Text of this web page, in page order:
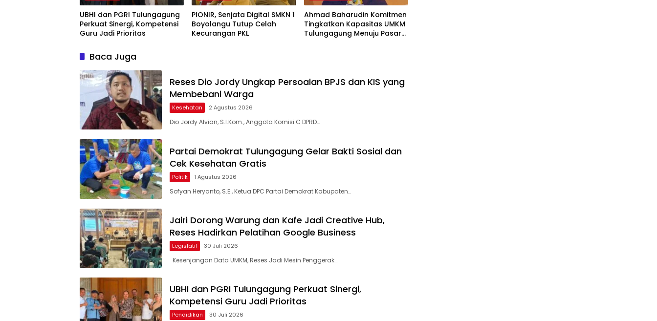
UBHI dan PGRI Tulungagung
Perkuat Sinergi, Kompetensi
Guru Jadi Prioritas
PIONIR, Senjata Digital SMKN 1
Boyolangu Tutup Celah
Kecurangan PKL
Ahmad Baharudin Komitmen
Tingkatkan Kapasitas UMKM
Tulungagung Menuju Pasar
Baca Juga
Reses Dio Jordy Ungkap Persoalan BPJS dan KIS yang
Membebani Warga
Kesehatan 2 Agustus 2026
Dio Jordy Alvian, S.I.Kom., Anggota Komisi C DPRD…
Partai Demokrat Tulungagung Gelar Bakti Sosial dan
Cek Kesehatan Gratis
Politik 1 Agustus 2026
Sofyan Heryanto, S.E., Ketua DPC Partai Demokrat Kabupaten…
Jairi Dorong Warung dan Kafe Jadi Creative Hub,
Reses Hadirkan Pelatihan Google Business
Legislatif 30 Juli 2026
Kesenjangan Data UMKM, Reses Jadi Mesin Penggerak…
UBHI dan PGRI Tulungagung Perkuat Sinergi,
Kompetensi Guru Jadi Prioritas
Pendidikan 30 Juli 2026